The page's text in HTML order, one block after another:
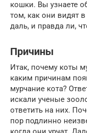
кошки. Вы узнаете
том, как они видят
даль, и правда ли,
Причины
Итак, почему коты
каким причинам
мурчание кота?
искали ученые
ответить на них.
пор подлинно